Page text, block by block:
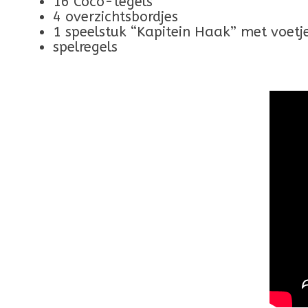
4 overzichtsbordjes
1 speelstuk “Kapitein Haak” met
spelregels